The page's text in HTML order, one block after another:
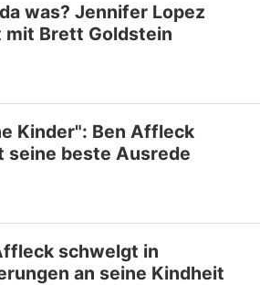
was? Jennifer Lopez
Brett Goldstein
Kinder": Ben Affleck
seine beste Ausrede
schwelgt in
an seine Kindheit